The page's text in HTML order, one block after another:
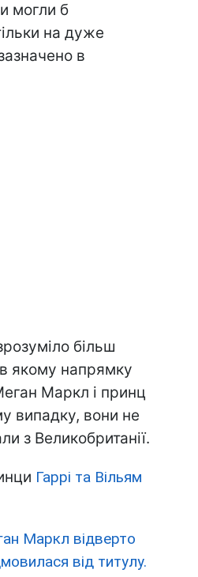
могли б
на дуже
в
більш
якому напрямку
Маркл і принц
випадку, вони не
з Великобританії.
Гаррі та Вільям
Маркл відверто
від титулу.